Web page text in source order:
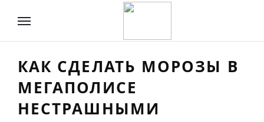
КАК СДЕЛАТЬ МОРОЗЫ В
МЕГАПОЛИСЕ
НЕСТРАШНЫМИ